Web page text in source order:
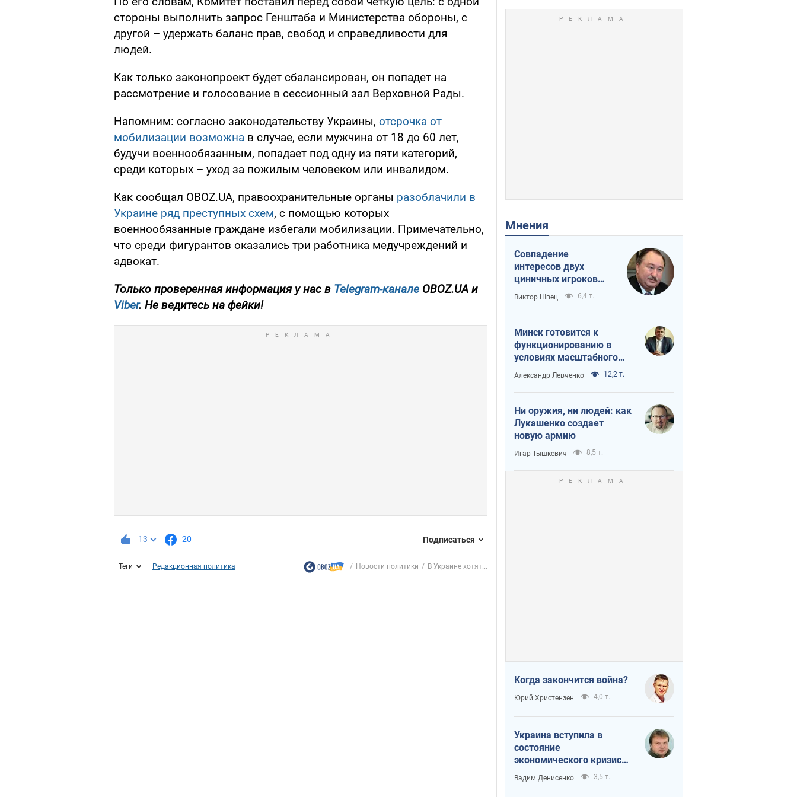
стороны выполнить запрос Генштаба и Министерства обороны, с
другой – удержать баланс прав, свобод и справедливости для
людей.
Как только законопроект будет сбалансирован, он попадет на
рассмотрение и голосование в сессионный зал Верховной Рады.
Напомним: согласно законодательству Украины, отсрочка от
мобилизации возможна в случае, если мужчина от 18 до 60 лет,
будучи военнообязанным, попадает под одну из пяти категорий,
среди которых – уход за пожилым человеком или инвалидом.
Как сообщал OBOZ.UA, правоохранительные органы разоблачили в
Украине ряд преступных схем, с помощью которых
военнообязанные граждане избегали мобилизации. Примечательно,
что среди фигурантов оказались три работника медучреждений и
адвокат.
Только проверенная информация у нас в Telegram-канале OBOZ.UA и
Viber. Не ведитесь на фейки!
13 20 Подписаться
Теги Редакционная политика Новости политики В Украине хотят...
Мнения
Совпадение
интересов двух
циничных игроков
или тайный план
Трампа и Путина?
Виктор Швец 6,4 т.
Минск готовится к
функционированию в
условиях масштабного
военного кризиса
Александр Левченко 12,2 т.
Ни оружия, ни людей: как
Лукашенко создает
новую армию
Игар Тышкевич 8,5 т.
Когда закончится война?
Юрий Христензен 4,0 т.
Украина вступила в
состояние
экономического кризиса.
Есть ли свет в конце
туннеля?
Вадим Денисенко 3,5 т.